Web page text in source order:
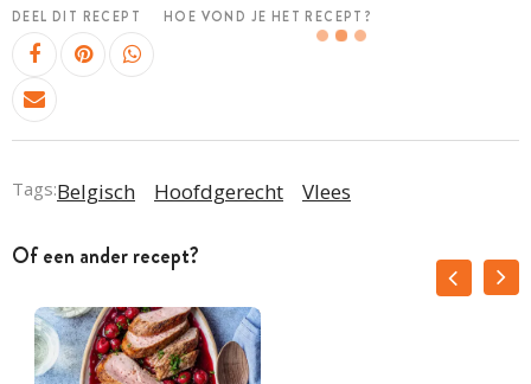
DEEL DIT RECEPT HOE VOND JE HET RECEPT?
Tags:Belgisch Hoofdgerecht Vlees
Of een ander recept?